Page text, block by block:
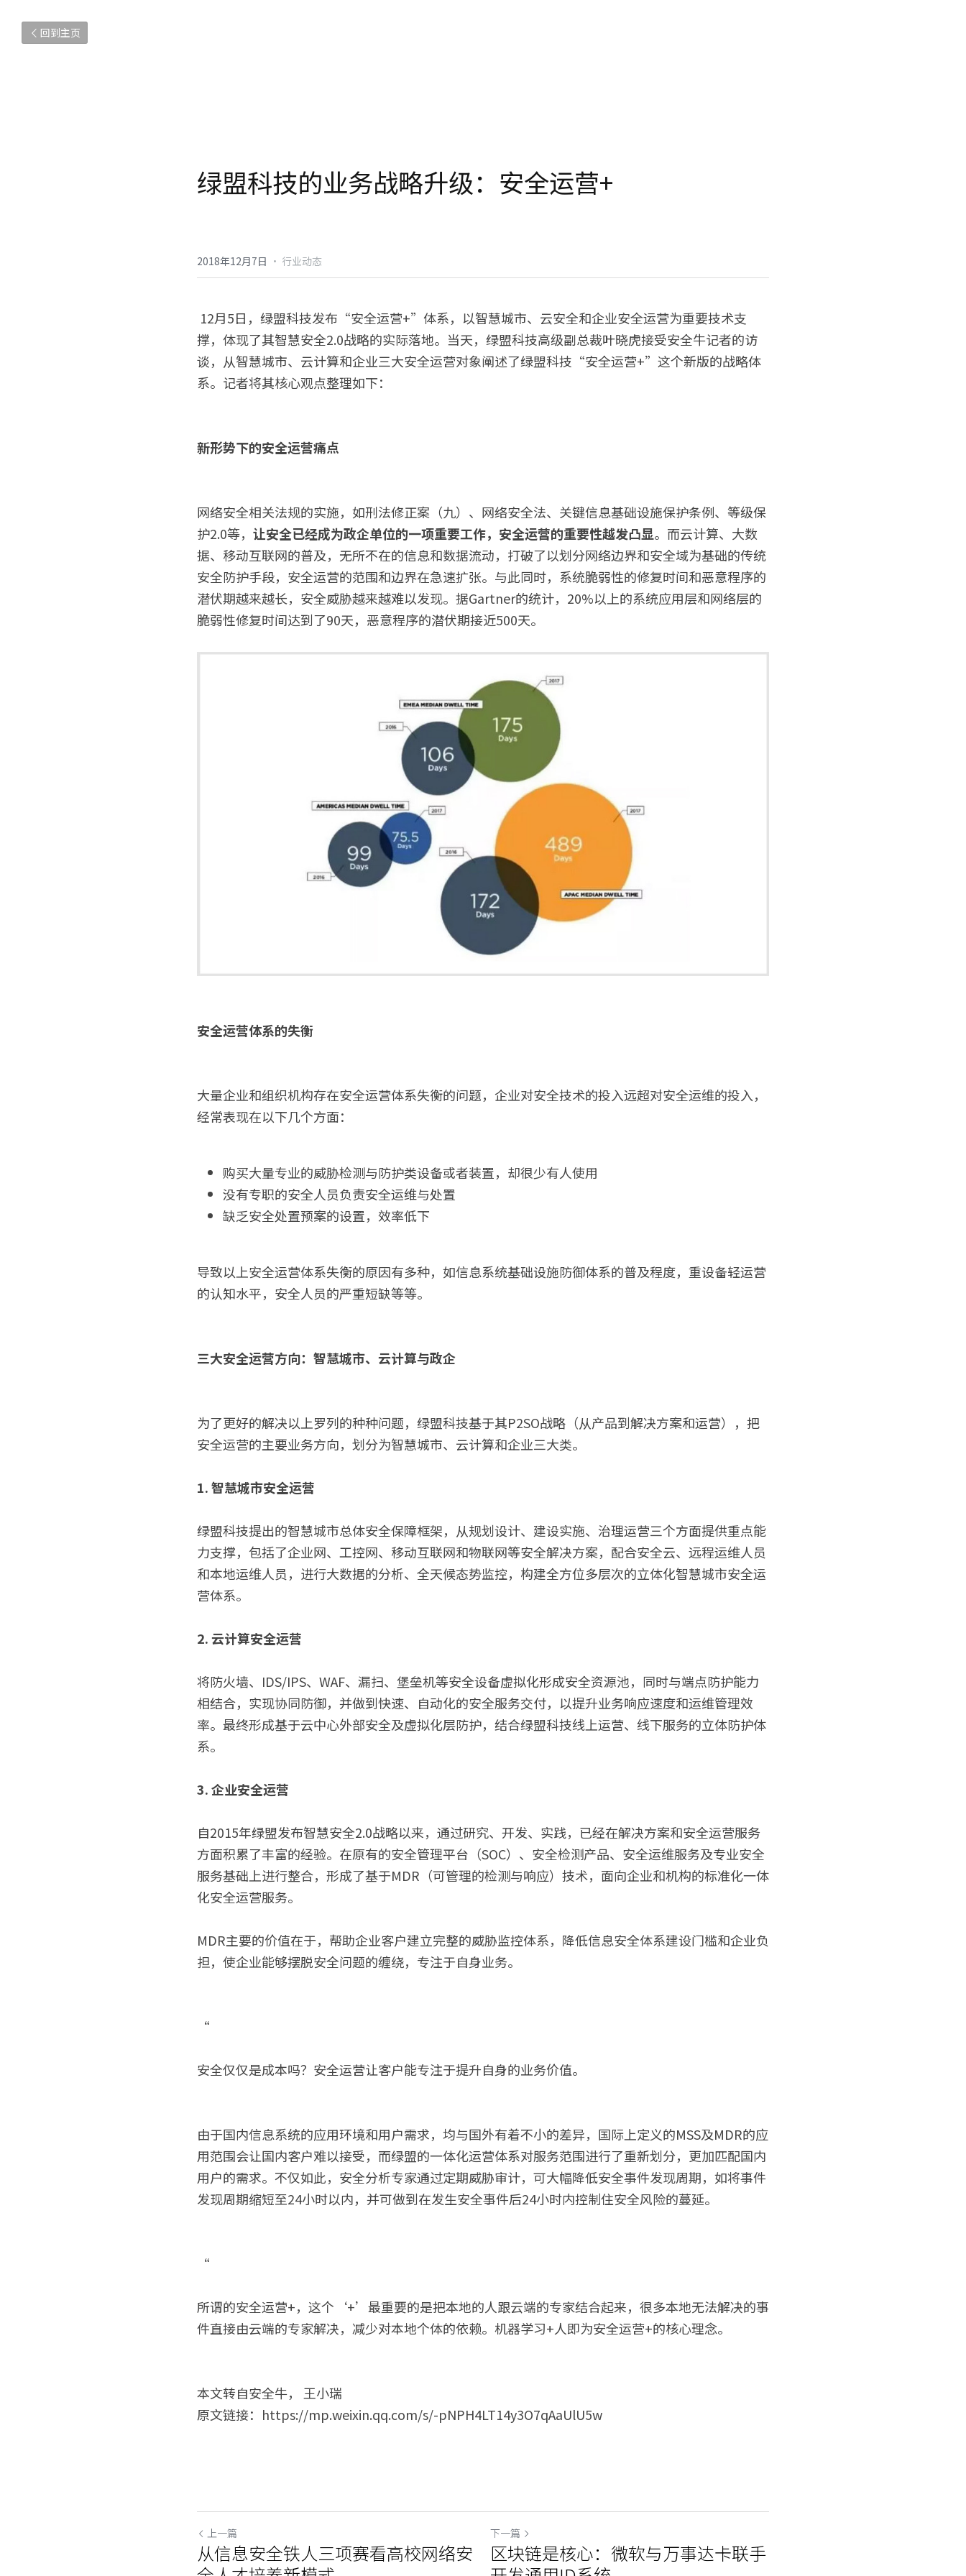
回到主页
绿盟科技的业务战略升级：安全运营+
2018年12月7日 · 行业动态
撑，体现了其智慧安全2.0战略的实际落地。当天，绿盟科技高级副总裁叶晓虎接受安全牛记者的访
谈，从智慧城市、云计算和企业三大安全运营对象阐述了绿盟科技“安全运营+”这个新版的战略体
系。记者将其核心观点整理如下：
新形势下的安全运营痛点
网络安全相关法规的实施，如刑法修正案（九）、网络安全法、关键信息基础设施保护条例、等级保
护2.0等， 让安全已经成为政企单位的一项重要工作，安全运营的重要性越发凸显。而云计算、大数
据、移动互联网的普及，无所不在的信息和数据流动，打破了以划分网络边界和安全域为基础的传统
安全防护手段，安全运营的范围和边界在急速扩张。与此同时，系统脆弱性的修复时间和恶意程序的
潜伏期越来越长，安全威胁越来越难以发现。据Gartner的统计，20%以上的系统应用层和网络层的
脆弱性修复时间达到了90天，恶意程序的潜伏期接近500天。
安全运营体系的失衡
大量企业和组织机构存在安全运营体系失衡的问题，企业对安全技术的投入远超对安全运维的投入，
经常表现在以下几个方面：
购买大量专业的威胁检测与防护类设备或者装置，却很少有人使用
没有专职的安全人员负责安全运维与处置
缺乏安全处置预案的设置，效率低下
导致以上安全运营体系失衡的原因有多种，如信息系统基础设施防御体系的普及程度，重设备轻运营
的认知水平，安全人员的严重短缺等等。
三大安全运营方向：智慧城市、云计算与政企
为了更好的解决以上罗列的种种问题，绿盟科技基于其P2SO战略（从产品到解决方案和运营），把
安全运营的主要业务方向，划分为智慧城市、云计算和企业三大类。
1. 智慧城市安全运营
绿盟科技提出的智慧城市总体安全保障框架，从规划设计、建设实施、治理运营三个方面提供重点能
力支撑，包括了企业网、工控网、移动互联网和物联网等安全解决方案，配合安全云、远程运维人员
和本地运维人员，进行大数据的分析、全天候态势监控，构建全方位多层次的立体化智慧城市安全运
营体系。
2. 云计算安全运营
将防火墙、IDS/IPS、WAF、漏扫、堡垒机等安全设备虚拟化形成安全资源池，同时与端点防护能力
相结合，实现协同防御，并做到快速、自动化的安全服务交付，以提升业务响应速度和运维管理效
率。最终形成基于云中心外部安全及虚拟化层防护，结合绿盟科技线上运营、线下服务的立体防护体
系。
3. 企业安全运营
自2015年绿盟发布智慧安全2.0战略以来，通过研究、开发、实践，已经在解决方案和安全运营服务
方面积累了丰富的经验。在原有的安全管理平台（SOC）、安全检测产品、安全运维服务及专业安全
服务基础上进行整合，形成了基于MDR（可管理的检测与响应）技术，面向企业和机构的标准化一体
化安全运营服务。
MDR主要的价值在于，帮助企业客户建立完整的威胁监控体系，降低信息安全体系建设门槛和企业负
担，使企业能够摆脱安全问题的缠绕，专注于自身业务。
“
安全仅仅是成本吗？安全运营让客户能专注于提升自身的业务价值。
由于国内信息系统的应用环境和用户需求，均与国外有着不小的差异，国际上定义的MSS及MDR的应
用范围会让国内客户难以接受，而绿盟的一体化运营体系对服务范围进行了重新划分，更加匹配国内
用户的需求。不仅如此，安全分析专家通过定期威胁审计，可大幅降低安全事件发现周期，如将事件
发现周期缩短至24小时以内，并可做到在发生安全事件后24小时内控制住安全风险的蔓延。
“
所谓的安全运营+，这个‘+’最重要的是把本地的人跟云端的专家结合起来，很多本地无法解决的事
件直接由云端的专家解决，减少对本地个体的依赖。机器学习+人即为安全运营+的核心理念。
本文转自安全牛， 王小瑞
原文链接：https://mp.weixin.qq.com/s/-pNPH4LT14y3O7qAaUlU5w
上一篇
从信息安全铁人三项赛看高校网络安
下一篇
区块链是核心：微软与万事达卡联手